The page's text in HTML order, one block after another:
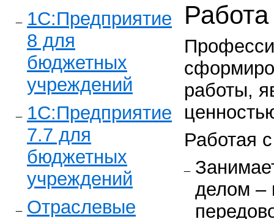
1C:Предприятие
8 для
бюджетных
учреждений
1С:Предприятие
7.7 для
бюджетных
учреждений
Отраслевые
работы,
Работая
делом –